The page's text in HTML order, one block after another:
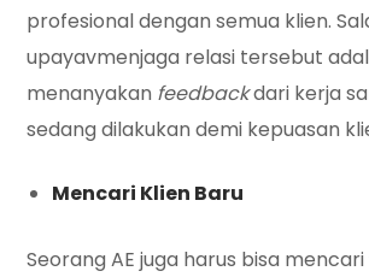
profesional dengan semua klien.
upayavmenjaga relasi tersebut
menanyakan feedbackdari kerja
sedang dilakukan demi kepuasan
Mencari Klien Baru
Seorang AE juga harus bisa mencari